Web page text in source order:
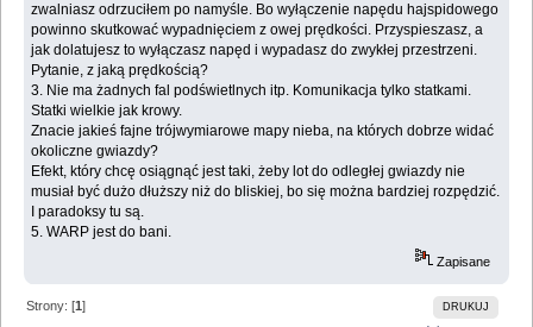
zwalniasz odrzuciłem po namyśle. Bo wyłączenie napędu hajspidowego
powinno skutkować wypadnięciem z owej prędkości. Przyspieszasz, a
jak dolatujesz to wyłączasz napęd i wypadasz do zwykłej przestrzeni.
Pytanie, z jaką prędkością?
3. Nie ma żadnych fal podświetlnych itp. Komunikacja tylko statkami.
Statki wielkie jak krowy.
Znacie jakieś fajne trójwymiarowe mapy nieba, na których dobrze widać
okoliczne gwiazdy?
Efekt, który chcę osiągnąć jest taki, żeby lot do odległej gwiazdy nie
musiał być dużo dłuższy niż do bliskiej, bo się można bardziej rozpędzić.
I paradoksy tu są.
5. WARP jest do bani.
Zapisane
DRUKUJ
Strony: [1]